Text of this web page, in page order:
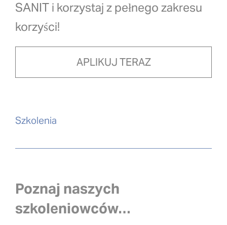
SANIT i korzystaj z pełnego zakresu
korzyści!
APLIKUJ TERAZ
Szkolenia
Poznaj naszych
szkoleniowców…